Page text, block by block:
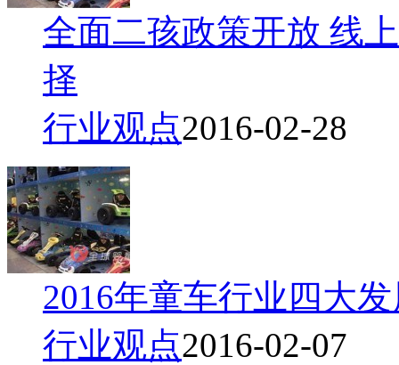
全面二孩政策开放 线
择
行业观点2016-02-28
2016年童车行业四大
行业观点2016-02-07